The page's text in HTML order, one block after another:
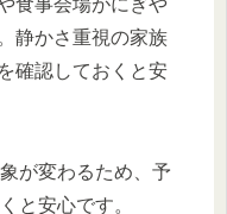
食事会場がにぎや
静かさ重視の家族
確認しておくと安
が変わるため、予
と安心です。